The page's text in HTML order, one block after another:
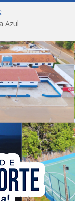
Azul